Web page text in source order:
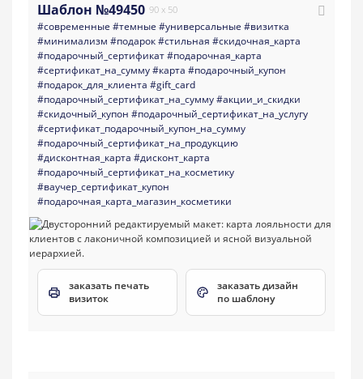
Шаблон №49450 90 x 50
#современные #темные #универсальные #визитка
#минимализм #подарок#стильная #скидочная_карта
#подарочный_сертификат#подарочная_карта
#сертификат_на_сумму#карта #подарочный_купон
#подарок_для_клиента #gift_card
#подарочный_сертификат_на_сумму#акции_и_скидки
#скидочный_купон #подарочный_сертификат_на_услугу
#сертификат_подарочный_купон_на_сумму
#подарочный_сертификат_на_продукцию
#дисконтная_карта #дисконт_карта
#подарочный_сертификат_на_косметику
#ваучер_сертификат_купон
#подарочная_карта_магазин_косметики
заказать печать
визиток
заказать дизайн
по шаблону